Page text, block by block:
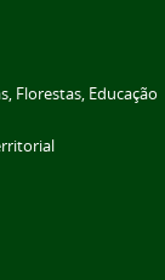
Florestas, Educação